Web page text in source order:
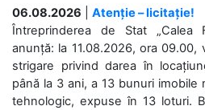
06.08.2026
Atenție – licitație!
Întreprinderea de Stat „Calea
anunță: la 11.08.2026, ora 09.00,
strigare privind darea în
până la 3 ani, a 13 bunuri imobile
tehnologic, expuse în 13 loturi.